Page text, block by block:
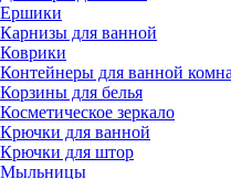
Ершики
Карнизы для ванной
Коврики
Контейнеры для ванной
Корзины для белья
Косметическое зеркало
Крючки для ванной
Крючки для штор
Мыльницы